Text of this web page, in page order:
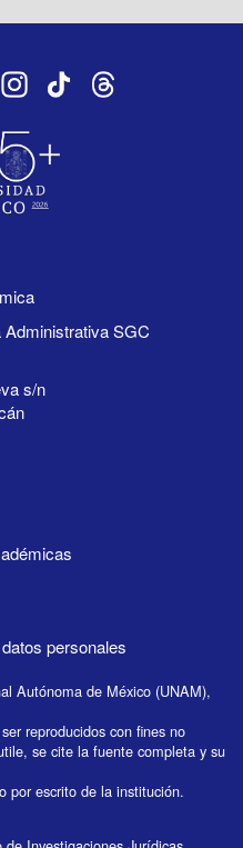
SGC
s/n
personales
Autónoma de México (UNAM),
reproducidos con fines no
se cite la fuente completa y su
por escrito de la institución.